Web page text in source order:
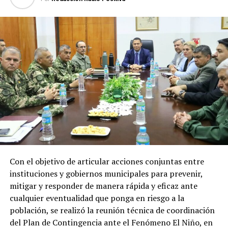
millones
Recursos que representan un apoyo clave
para el desarrollo económico, social y
energético del país
Los recursos provenientes de los royalties tienen como
destino el financiamiento de gastos contemplados en el
Presupuesto General de la Nación (PGN), ejecutadas por
el Ministerio de Economía y Finanzas (MEF) destinada a
gobernaciones y municipios para la ejecución de obras y
proyectos.
Por el lado de los fondos provenientes de la cesión de
energía son destinados al Fondo Nacional de
Alimentación Escolar (Fonae), permitiendo fortalecer
las inversiones de los gobiernos departamentales y
municipales en esta materia.
Con el objetivo de articular acciones conjuntas entre
instituciones y gobiernos municipales para prevenir,
mitigar y responder de manera rápida y eficaz ante
cualquier eventualidad que ponga en riesgo a la
población, se realizó la reunión técnica de coordinación
del Plan de Contingencia ante el Fenómeno El Niño, en